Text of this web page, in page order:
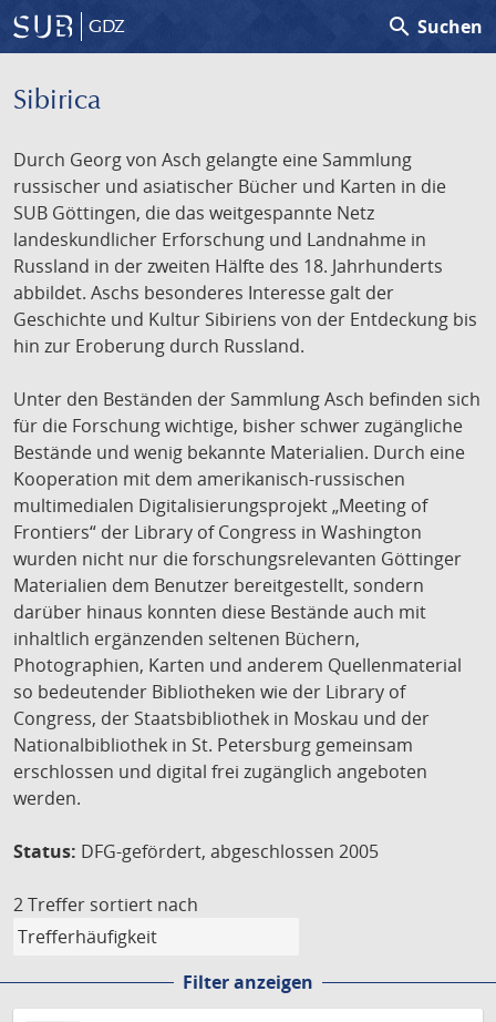
GDZ search Suchen
Sibirica
Durch Georg von Asch gelangte eine Sammlung
russischer und asiatischer Bücher und Karten in die
SUB Göttingen, die das weitgespannte Netz
landeskundlicher Erforschung und Landnahme in
Russland in der zweiten Hälfte des 18. Jahrhunderts
abbildet. Aschs besonderes Interesse galt der
Geschichte und Kultur Sibiriens von der Entdeckung bis
hin zur Eroberung durch Russland.
Unter den Beständen der Sammlung Asch befinden sich
für die Forschung wichtige, bisher schwer zugängliche
Bestände und wenig bekannte Materialien. Durch eine
Kooperation mit dem amerikanisch-russischen
multimedialen Digitalisierungsprojekt „Meeting of
Frontiers“ der Library of Congress in Washington
wurden nicht nur die forschungsrelevanten Göttinger
Materialien dem Benutzer bereitgestellt, sondern
darüber hinaus konnten diese Bestände auch mit
inhaltlich ergänzenden seltenen Büchern,
Photographien, Karten und anderem Quellenmaterial
so bedeutender Bibliotheken wie der Library of
Congress, der Staatsbibliothek in Moskau und der
Nationalbibliothek in St. Petersburg gemeinsam
erschlossen und digital frei zugänglich angeboten
werden.
Status: DFG-gefördert, abgeschlossen 2005
2 Treffer sortiert nach
Filter anzeigen